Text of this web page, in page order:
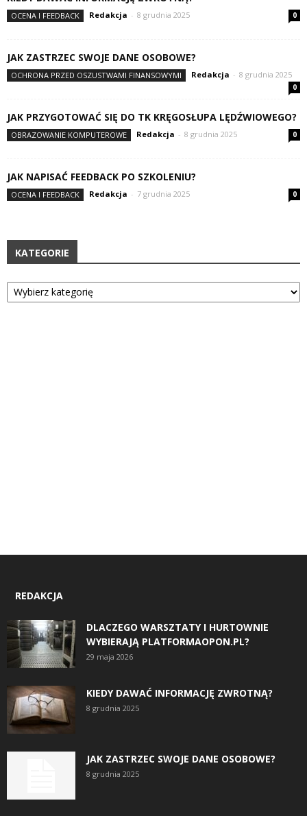
OCENA I FEEDBACK Redakcja - 8 grudnia 2025 0
JAK ZASTRZEC SWOJE DANE OSOBOWE?
OCHRONA PRZED OSZUSTWAMI FINANSOWYMI Redakcja - 8 grudnia 2025
0
JAK PRZYGOTOWAĆ SIĘ DO TK KRĘGOSŁUPA LĘDŹWIOWEGO?
OBRAZOWANIE KOMPUTEROWE Redakcja - 8 grudnia 2025 0
JAK NAPISAĆ FEEDBACK PO SZKOLENIU?
OCENA I FEEDBACK Redakcja - 7 grudnia 2025 0
KATEGORIE
Kategorie
REDAKCJA
DLACZEGO WARSZTATY I HURTOWNIE
WYBIERAJĄ PLATFORMAOPON.PL?
29 maja 2026
KIEDY DAWAĆ INFORMACJĘ ZWROTNĄ?
8 grudnia 2025
JAK ZASTRZEC SWOJE DANE OSOBOWE?
8 grudnia 2025